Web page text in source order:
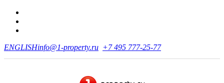
ENGLISHinfo@1-property.ru +7 495 777-25-77